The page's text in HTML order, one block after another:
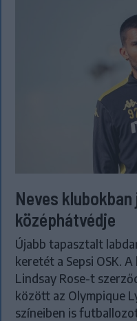
Neves
középhátvédje
Újabb tapasztalt
keretét a Sepsi OSK.
Lindsay Rose-t
között az Olympique
színeiben is